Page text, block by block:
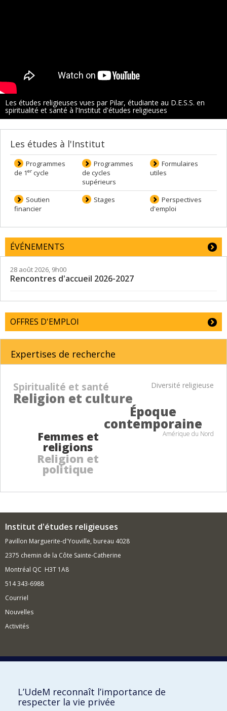
Les études religieuses vues par Pilar, étudiante au D.E.S.S. en
spiritualité et santé à l’Institut d'études religieuses
Les études à l'Institut
Programmes
de 1er cycle
Programmes
de cycles
supérieurs
Formulaires
utiles
Soutien
financier
Stages
Perspectives
d'emploi
ÉVÉNEMENTS
28 août 2026, 9h00
Rencontres d'accueil 2026-2027
OFFRES D'EMPLOI
Expertises de recherche
Spiritualité et santé Diversité religieuse
Religion et culture
Époque
contemporaine
Femmes et
religions
Amérique du Nord
Religion et
politique
Institut d'études religieuses
Pavillon Marguerite-d'Youville, bureau 4028
2375 chemin de la Côte Sainte-Catherine
Montréal QC H3T 1A8
514 343-6988
Courriel
Nouvelles
Activités
Comment soutenir l'Institut?
BESOIN D'AIDE?
L’UdeM reconnaît l’importance de
respecter la vie privée